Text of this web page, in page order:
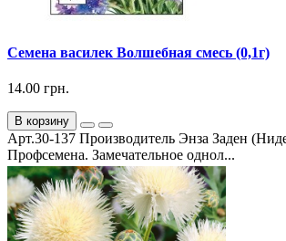
Семена василек Волшебная смесь (0,1г)
14.00 грн.
В корзину
Арт.30-137 Производитель Энза Заден
Профсемена. Замечательное однол...